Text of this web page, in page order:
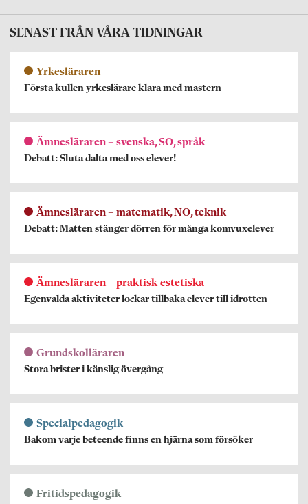
SENAST FRÅN VÅRA TIDNINGAR
Yrkesläraren
Första kullen yrkeslärare klara med mastern
Ämnesläraren – svenska, SO, språk
Debatt: Sluta dalta med oss elever!
Ämnesläraren – matematik, NO, teknik
Debatt: Matten stänger dörren för många komvuxelever
Ämnesläraren – praktisk-estetiska
Egenvalda aktiviteter lockar tillbaka elever till idrotten
Grundskolläraren
Stora brister i känslig övergång
Specialpedagogik
Bakom varje beteende finns en hjärna som försöker
Fritidspedagogik